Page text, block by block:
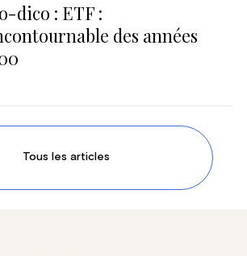
dico : ETF :
des années
Tous les articles